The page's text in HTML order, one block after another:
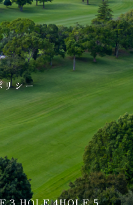
リシー
HOLE.4HOLE.5